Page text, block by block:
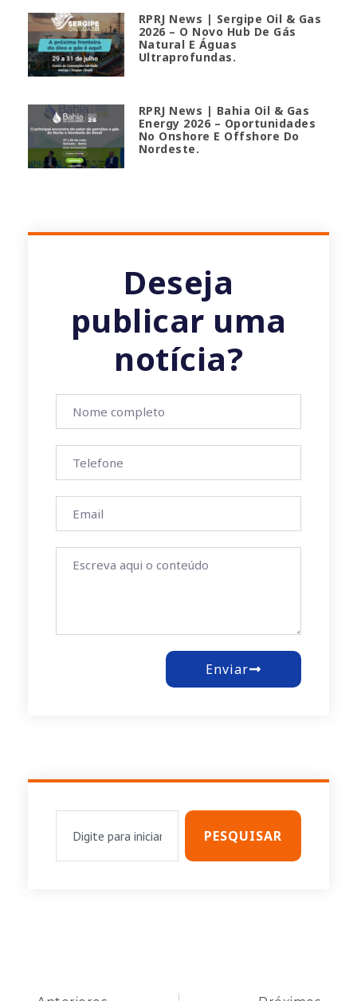
RPRJ News | Sergipe Oil & Gas
2026 – O Novo Hub De Gás
Natural E Águas
Ultraprofundas.
RPRJ News | Bahia Oil & Gas
Energy 2026 – Oportunidades
No Onshore E Offshore Do
Nordeste.
Deseja
publicar uma
notícia?
Enviar
PESQUISAR